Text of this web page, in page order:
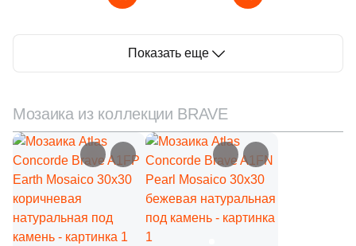
20x25 (5)
20x31 (1)
20x11.2 ( 2)
20.1x20.1 (
20x120 (
Показать еще
Мозаика из коллекции BRAVE